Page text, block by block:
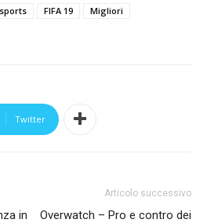
FIFA 19
Migliori
Twitter
in
Articolo successivo
Overwatch – Pro e contro dei